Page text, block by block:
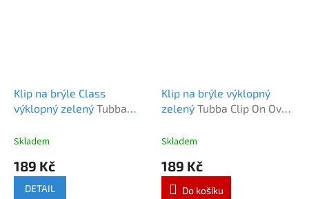
Klip na brýle Class
výklopný zelený Tubba
Skladem
189 Kč
DETAIL
Klip na brýle výklopný
zelený Tubba Clip On Oval
Skladem
189 Kč
Do košíku